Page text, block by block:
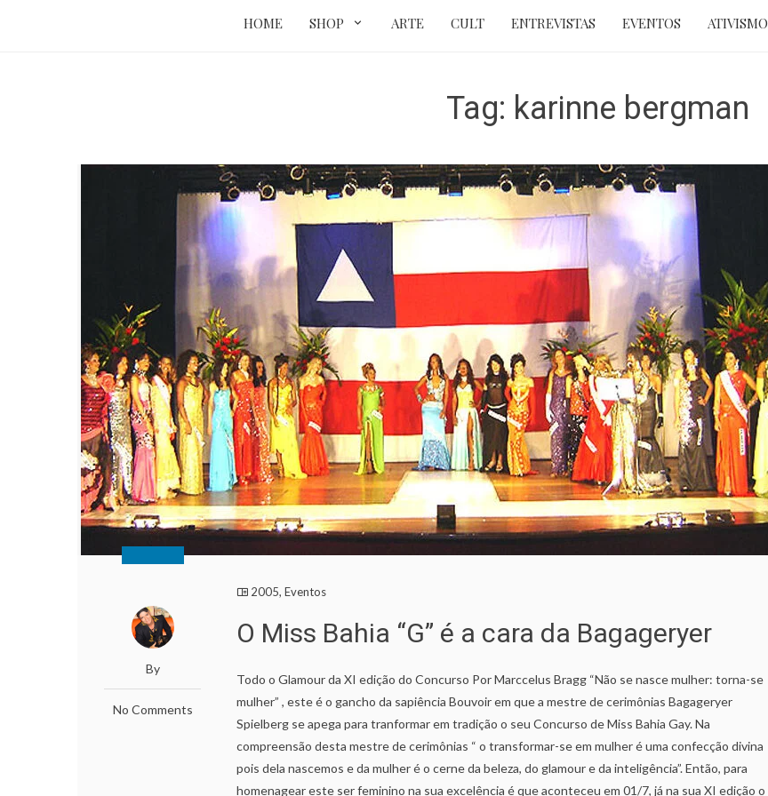
HOME SHOP ARTE CULT ENTREVISTAS EVENTOS ATIVISMO
Tag: karinne bergman
By
No Comments
2005,Eventos
O Miss Bahia “G” é a cara da Bagageryer
Todo o Glamour da XI edição do Concurso Por Marccelus Bragg “Não se nasce mulher: torna-se
mulher” , este é o gancho da sapiência Bouvoir em que a mestre de cerimônias Bagageryer
Spielberg se apega para tranformar em tradição o seu Concurso de Miss Bahia Gay. Na
compreensão desta mestre de cerimônias “ o transformar-se em mulher é uma confecção divina
pois dela nascemos e da mulher é o cerne da beleza, do glamour e da inteligência”. Então, para
homenagear este ser feminino na sua excelência é que aconteceu em 01/7, já na sua XI edição o